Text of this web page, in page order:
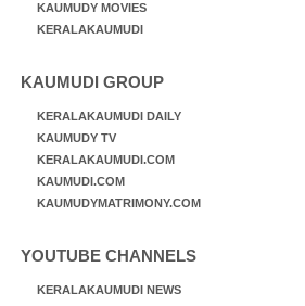
KAUMUDY MOVIES
KERALAKAUMUDI
KAUMUDI GROUP
KERALAKAUMUDI DAILY
KAUMUDY TV
KERALAKAUMUDI.COM
KAUMUDI.COM
KAUMUDYMATRIMONY.COM
YOUTUBE CHANNELS
KERALAKAUMUDI NEWS